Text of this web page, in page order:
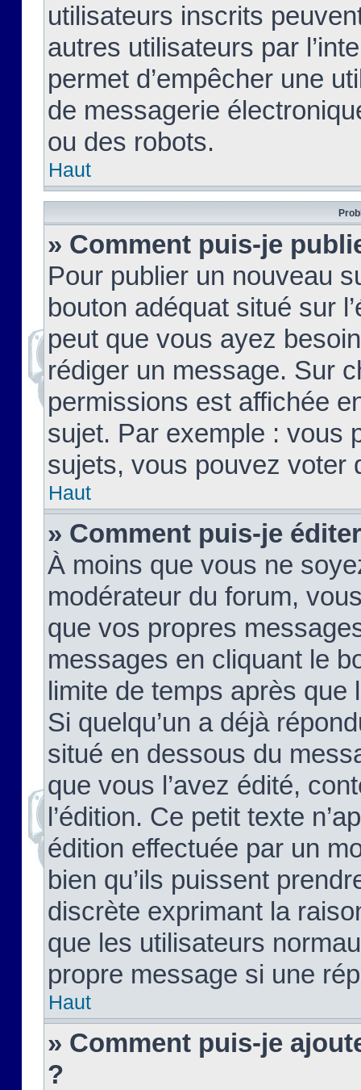
utilisateurs inscrits
autres utilisateurs par
permet d’empêcher une
de messagerie
ou des robots.
Haut
» Comment puis-je
Pour publier un nouveau
bouton adéquat situé sur
peut que vous ayez
rédiger un message. Sur
permissions est affichée
sujet. Par exemple : vous
sujets, vous pouvez voter
Haut
» Comment puis-je
À moins que vous ne
modérateur du forum,
que vos propres
messages en cliquant le
limite de temps après que
Si quelqu’un a déjà
situé en dessous du
que vous l’avez édité,
l’édition. Ce petit texte
édition effectuée par un
bien qu’ils puissent
discrète exprimant la
que les utilisateurs
propre message si une
Haut
» Comment puis-je
?